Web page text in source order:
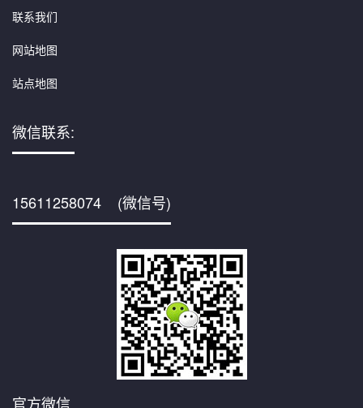
联系我们
网站地图
站点地图
微信联系:
15611258074 (微信号)
官方微信